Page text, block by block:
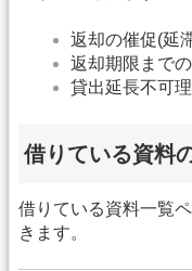
返却の催促(延
返却期限まで
貸出延長不可
借りている資料
借りている資料一覧
きます。